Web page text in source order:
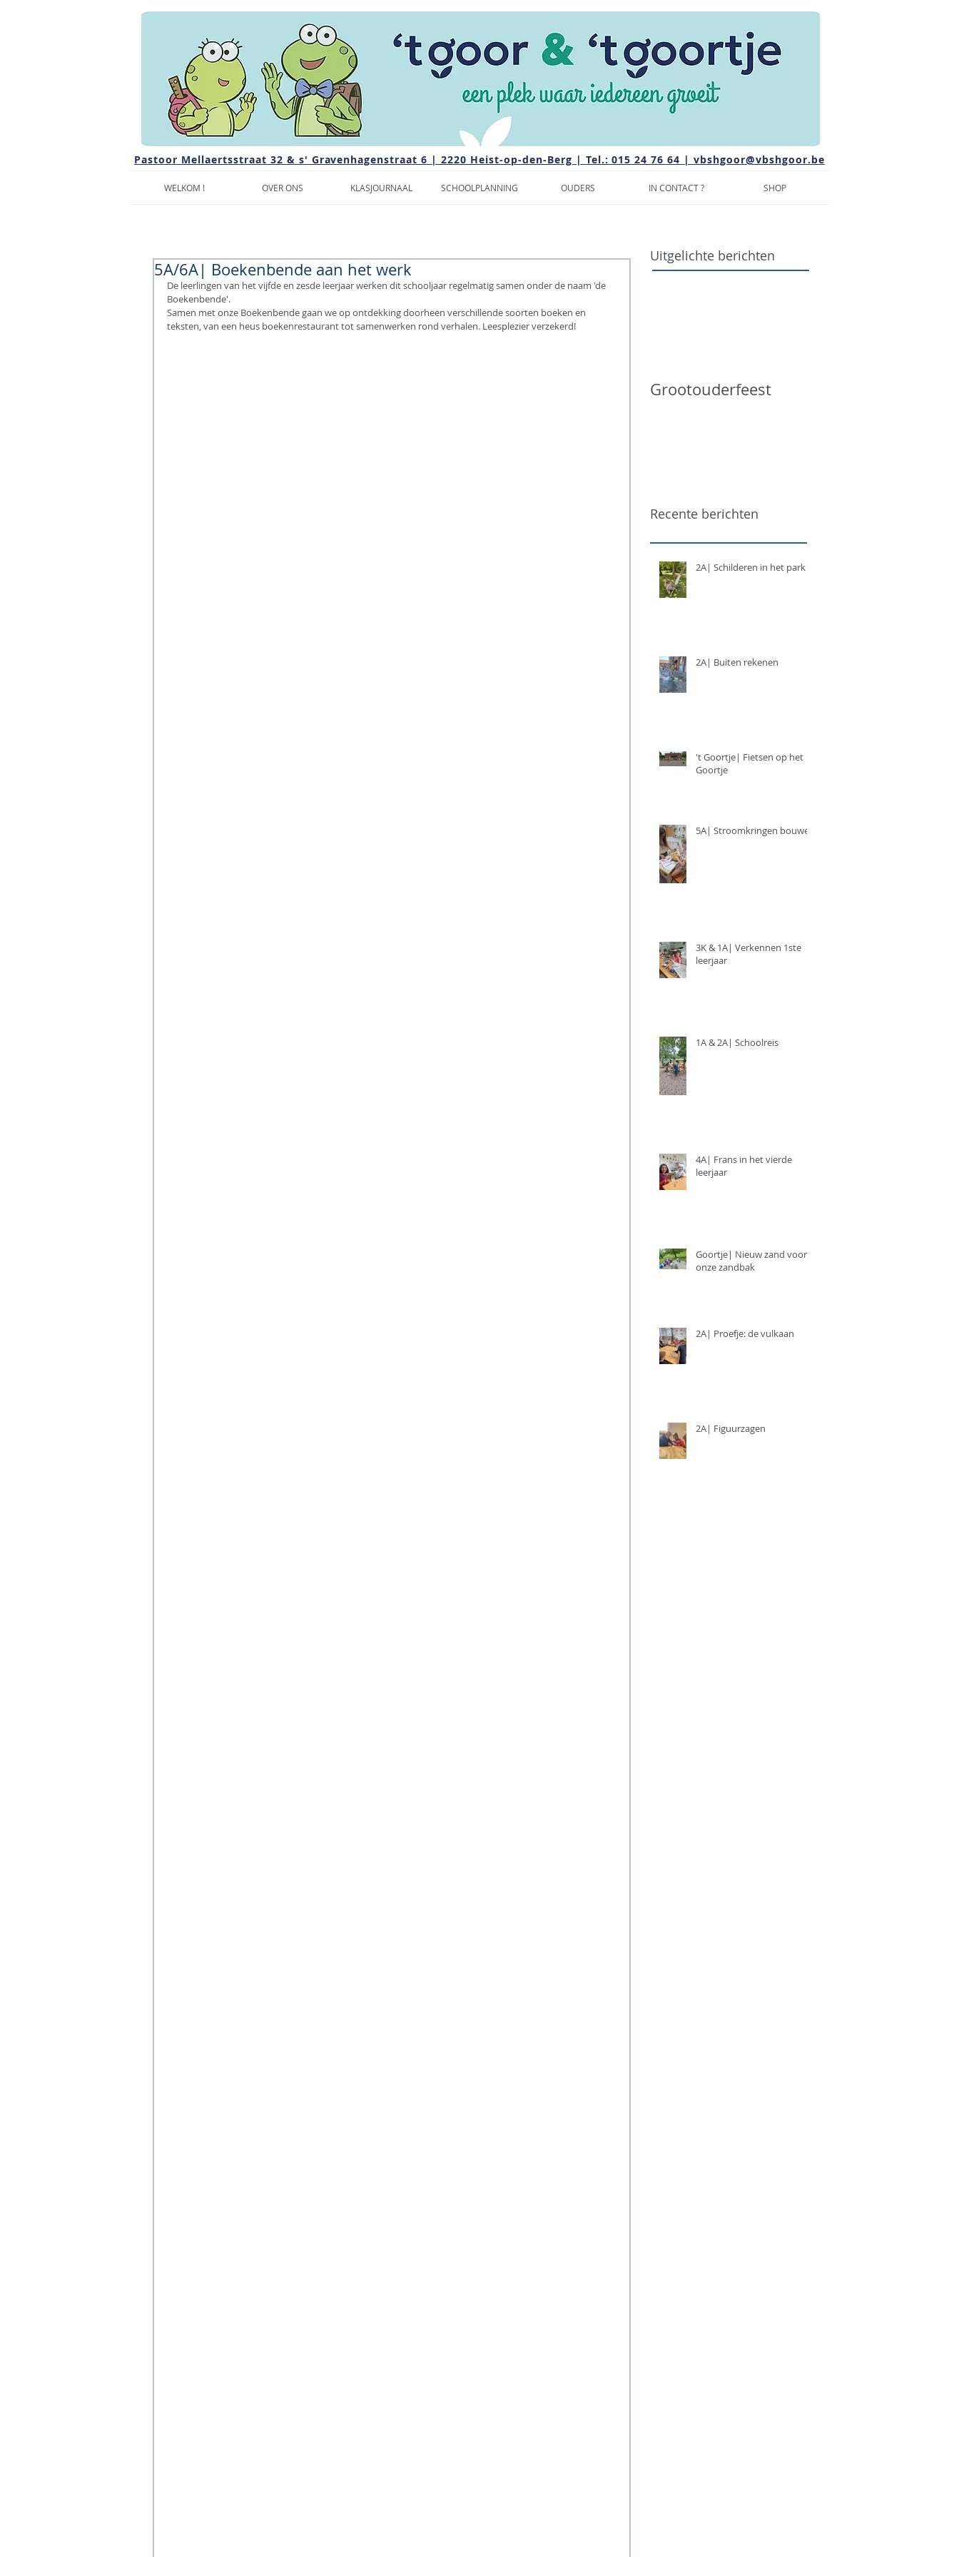
Pastoor Mellaertsstraat 32 & s' Gravenhagenstraat 6 | 2220 Heist-op-den-Berg | Tel.: 015 24 76 64 |vbshgoor@vbshgoor.be
WELKOM ! OVER ONS KLASJOURNAAL SCHOOLPLANNING OUDERS IN CONTACT ? SHOP
5A/6A| Boekenbende aan het werk
De leerlingen van het vijfde en zesde leerjaar werken dit schooljaar regelmatig samen onder de naam 'de
Boekenbende'.
Samen met onze Boekenbende gaan we op ontdekking doorheen verschillende soorten boeken en
teksten, van een heus boekenrestaurant tot samenwerken rond verhalen. Leesplezier verzekerd!
Uitgelichte berichten
Grootouderfeest
Recente berichten
2A| Schilderen in het park
2A| Buiten rekenen
't Goortje| Fietsen op het
Goortje
5A| Stroomkringen bouwen
3K & 1A| Verkennen 1ste
leerjaar
1A & 2A| Schoolreis
4A| Frans in het vierde
leerjaar
Goortje| Nieuw zand voor
onze zandbak
2A| Proefje: de vulkaan
2A| Figuurzagen